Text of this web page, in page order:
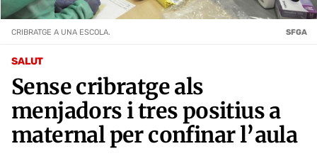
SALUT
Sense cribratge als
menjadors i tres positius a
maternal per confinar l’aula
CRIBRATGE A UNA ESCOLA. SFGA